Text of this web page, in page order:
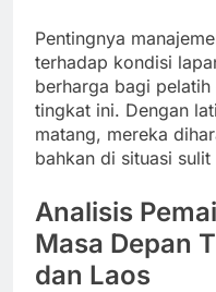
Pentingnya
terhadap kondisi
berharga bagi
tingkat ini. Dengan
matang, mereka
bahkan di situasi sulit
Analisis
Masa Depan
dan Laos